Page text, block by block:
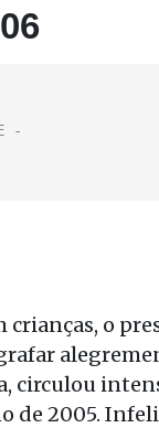
o
circulou
de 2005.